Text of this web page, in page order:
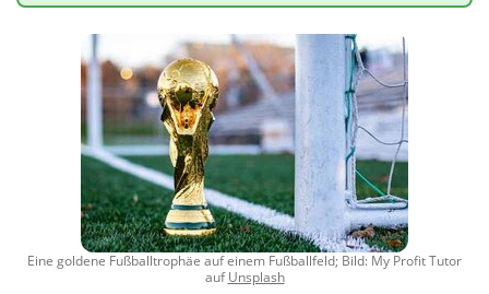
Eine goldene Fußballtrophäe auf einem Fußballfeld; Bild: My Profit Tutor
aufUnsplash